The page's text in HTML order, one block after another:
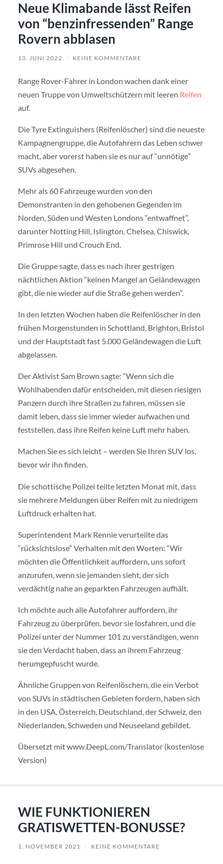
Neue Klimabande lässt Reifen
von “benzinfressenden” Range
Rovern abblasen
13. JUNI 2022 / KEINE KOMMENTARE
Range Rover-Fahrer in London wachen dank einer
neuen Truppe von Umweltschützern mit leeren Reifen
auf.
Die Tyre Extinguishers (Reifenlöscher) sind die neueste
Kampagnengruppe, die Autofahrern das Leben schwer
macht, aber vorerst haben sie es nur auf “unnötige”
SUVs abgesehen.
Mehr als 60 Fahrzeuge wurden von den
Demonstranten in den gehobenen Gegenden im
Norden, Süden und Westen Londons “entwaffnet”,
darunter Notting Hill, Islington, Chelsea, Chiswick,
Primrose Hill und Crouch End.
Die Gruppe sagte, dass es nach ihrer gestrigen
nächtlichen Aktion “keinen Mangel an Geländewagen
gibt, die nie wieder auf die Straße gehen werden”.
In den letzten Wochen haben die Reifenlöscher in den
frühen Morgenstunden in Schottland, Brighton, Bristol
und der Hauptstadt fast 5.000 Geländewagen die Luft
abgelassen.
Der Aktivist Sam Brown sagte: “Wenn sich die
Wohlhabenden dafür entscheiden, mit diesen riesigen
Panzern durch ihre Straßen zu fahren, müssen sie
damit leben, dass sie immer wieder aufwachen und
feststellen, dass ihre Reifen keine Luft mehr haben.
Machen Sie es sich leicht – werden Sie Ihren SUV los,
bevor wir ihn finden.
Die schottische Polizei teilte letzten Monat mit, dass
sie mehrere Meldungen über Reifen mit zu niedrigem
Luftdruck erhalten hat.
Superintendent Mark Rennie verurteilte das
“rücksichtslose” Verhalten mit den Worten: “Wir
möchten die Öffentlichkeit auffordern, uns sofort
anzurufen, wenn sie jemanden sieht, der sich
verdächtig nahe an geparkten Fahrzeugen aufhält.
Ich möchte auch alle Autofahrer auffordern, ihr
Fahrzeug zu überprüfen, bevor sie losfahren, und die
Polizei unter der Nummer 101 zu verständigen, wenn
sie den Verdacht haben, dass an ihrem Fahrzeug
herumgepfuscht wurde.
Ähnliche Gruppen von Reifenlöschern, die ein Verbot
von SUVs in städtischen Gebieten fordern, haben sich
in den USA, Österreich, Deutschland, der Schweiz, den
Niederlanden, Schweden und Neuseeland gebildet.
Übersetzt mit www.DeepL.com/Translator (kostenlose
Version)
WIE FUNKTIONIEREN
GRATISWETTEN-BONUSSE?
1. NOVEMBER 2021 / KEINE KOMMENTARE